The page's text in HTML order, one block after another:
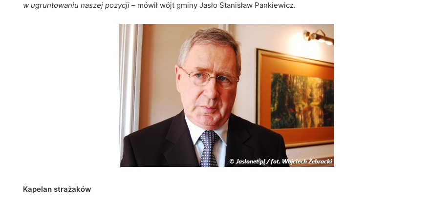
w ugruntowaniu naszej pozycji – mówił wójt gminy Jasło Stanisław Pankiewicz.
Kapelan strażaków